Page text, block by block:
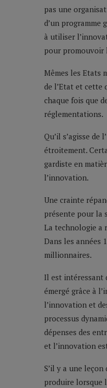
pas une
d’un programme
à utiliser
pour promouvoir
Mêmes les Etats
de l’Etat et cette
chaque fois que
réglementations.
Qu’il s’agisse
étroitement.
gardiste en
l’innovation.
Une crainte
présente pour la
La technologie a
Dans les années
millionnaires.
Il est intéressant
émergé grâce à
l’innovation et
processus
dépenses des
et l’innovation
S’il y a une
produire lorsque